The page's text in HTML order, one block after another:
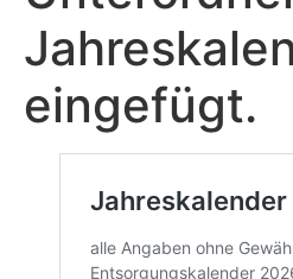
eingefügt.